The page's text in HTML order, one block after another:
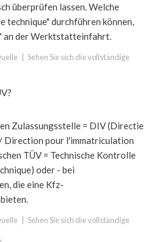
überprüfen lassen. Welche
technique" durchführen können,
an der Werktstatteinfahrt.
Sehen Sie sich die vollständige
Zulassungsstelle = DIV (Directie
Direction pour l'immatriculation
TÜV = Technische Kontrolle
oder - bei
die eine Kfz-
Sehen Sie sich die vollständige